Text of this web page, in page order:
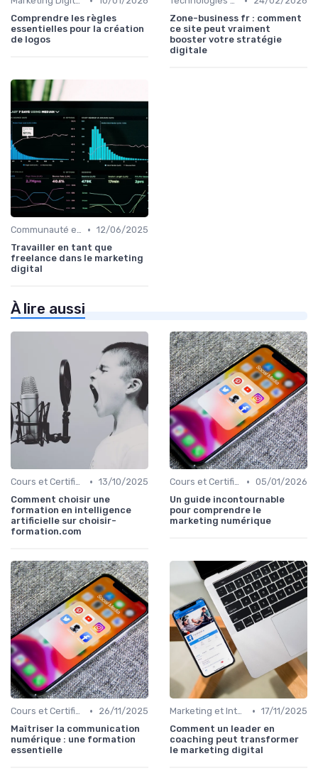
Comprendre les règles
essentielles pour la création
de logos
Zone-business fr : comment
ce site peut vraiment
booster votre stratégie
digitale
Communauté et Réseaux Professionnels • 12/06/2025
Travailler en tant que
freelance dans le marketing
digital
À lire aussi
Cours et Certifications en Marketing Digital • 13/10/2025
Comment choisir une
formation en intelligence
artificielle sur choisir-
formation.com
Cours et Certifications en Marketing Digital • 05/01/2026
Un guide incontournable
pour comprendre le
marketing numérique
Cours et Certifications en Marketing Digital •
26/11/2025
Maîtriser la communication
numérique : une formation
essentielle
Marketing et Intelligence Artificielle • 17/11/2025
Comment un leader en
coaching peut transformer
le marketing digital